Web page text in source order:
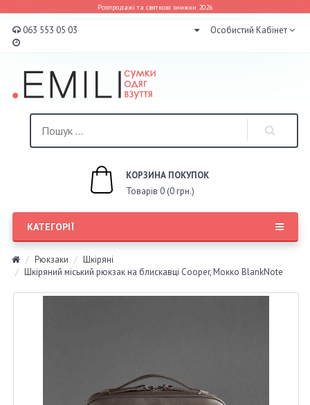
Розпродажі та святкові знижки 2026
063 553 05 03 Особистий Кабінет
КОРЗИНА ПОКУПОК
Товарів 0 (0 грн.)
КАТЕГОРІЇ
Рюкзаки
Шкіряні
Шкіряний міський рюкзак на блискавці Cooper, Мокко BlankNote